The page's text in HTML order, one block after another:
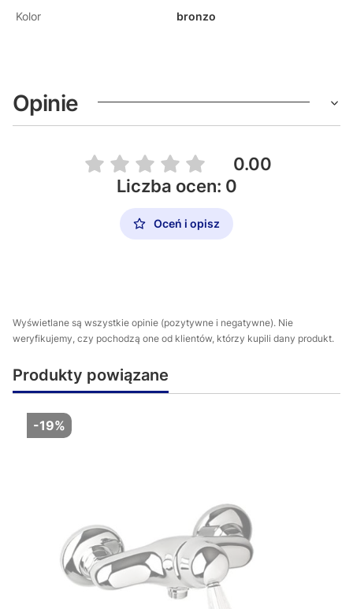
Kolor bronzo
Opinie
0.00
Liczba ocen: 0
Oceń i opisz
Wyświetlane są wszystkie opinie (pozytywne i negatywne). Nie
weryfikujemy, czy pochodzą one od klientów, którzy kupili dany produkt.
Produkty powiązane
-19%